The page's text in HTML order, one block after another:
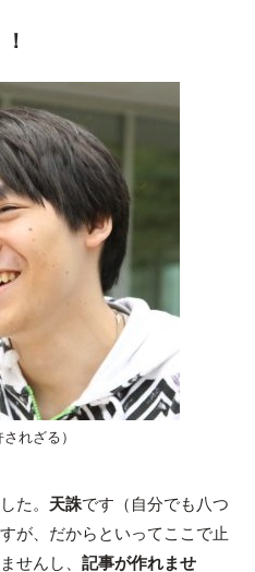
れざる）
た。 天誅です（自分でも八つ
が、だからといってここで止
せんし、 記事が作れませ